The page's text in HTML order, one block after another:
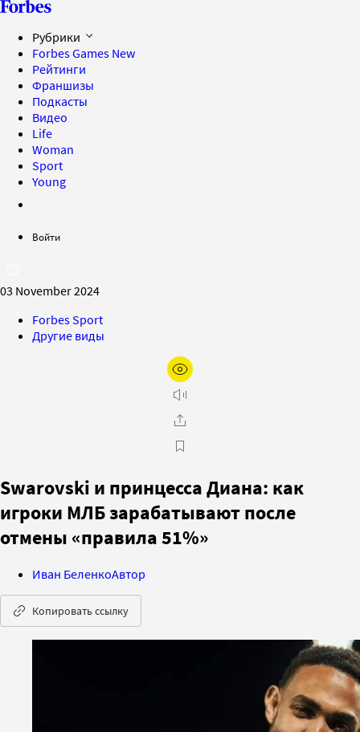
Рубрики
Forbes Games New
Рейтинги
Франшизы
Подкасты
Видео
Life
Woman
Sport
Young
Войти
03 November 2024
Forbes Sport
Другие виды
Swarovski и принцесса Диана: как
игроки МЛБ зарабатывают после
отмены «правила 51%»
Иван БеленкоАвтор
Копировать ссылку